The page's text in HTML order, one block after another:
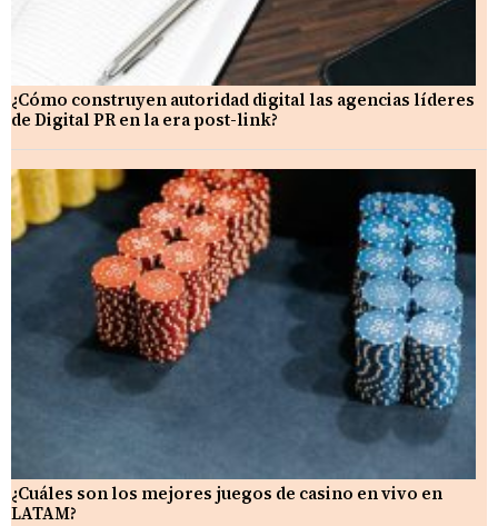
¿Cómo construyen autoridad digital las agencias líderes
de Digital PR en la era post-link?
¿Cuáles son los mejores juegos de casino en vivo en
LATAM?